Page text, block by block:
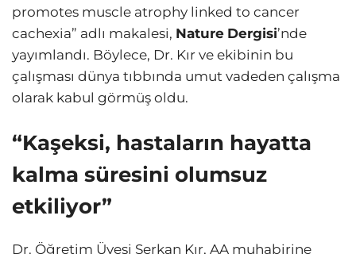
promotes muscle atrophy linked to cancer
cachexia” adlı makalesi, Nature Dergisi’nde
yayımlandı. Böylece, Dr. Kır ve ekibinin bu
çalışması dünya tıbbında umut vadeden çalışma
olarak kabul görmüş oldu.
“Kaşeksi, hastaların hayatta
kalma süresini olumsuz
etkiliyor”
Dr. Öğretim Üyesi Serkan Kır, AA muhabirine